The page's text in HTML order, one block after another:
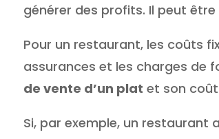
générer des profits. Il peut
Pour un restaurant, les coûts
assurances et les charges de
de vente d’un plat et son
Si, par exemple, un restaurant